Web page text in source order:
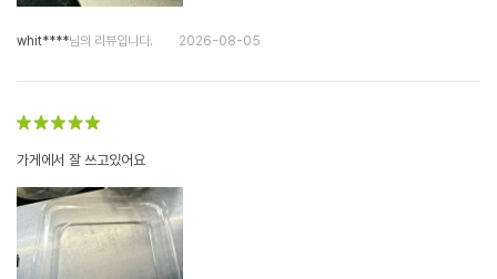
whit****님의 리뷰입니다. 2026-08-05
가게에서 잘 쓰고있어요